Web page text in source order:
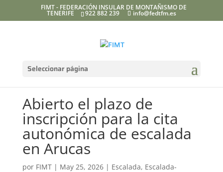
FIMT - FEDERACIÓN INSULAR DE MONTAÑISMO DE
TENERIFE 922 882 239 info@fedtfm.es
Seleccionar página
Abierto el plazo de
inscripción para la cita
autonómica de escalada
en Arucas
por FIMT| May 25, 2026| Escalada, Escalada-